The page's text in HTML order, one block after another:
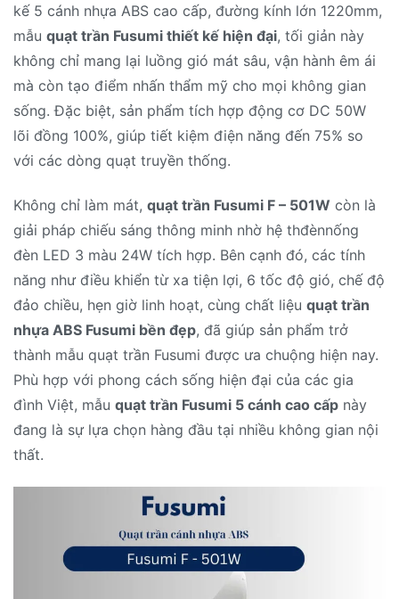
kế 5 cánh nhựa ABS cao cấp, đường kính lớn 1220mm,
mẫu quạt trần Fusumi thiết kế hiện đại, tối giản này
không chỉ mang lại luồng gió mát sâu, vận hành êm ái
mà còn tạo điểm nhấn thẩm mỹ cho mọi không gian
sống. Đặc biệt, sản phẩm tích hợp động cơ DC 50W
lõi đồng 100%, giúp tiết kiệm điện năng đến 75% so
với các dòng quạt truyền thống.
Không chỉ làm mát, quạt trần Fusumi F – 501W còn là
giải pháp chiếu sáng thông minh nhờ hệ thđènnống
đèn LED 3 màu 24W tích hợp. Bên cạnh đó, các tính
năng như điều khiển từ xa tiện lợi, 6 tốc độ gió, chế độ
đảo chiều, hẹn giờ linh hoạt, cùng chất liệu quạt trần
nhựa ABS Fusumi bền đẹp, đã giúp sản phẩm trở
thành mẫu quạt trần Fusumi được ưa chuộng hiện nay.
Phù hợp với phong cách sống hiện đại của các gia
đình Việt, mẫu quạt trần Fusumi 5 cánh cao cấp này
đang là sự lựa chọn hàng đầu tại nhiều không gian nội
thất.